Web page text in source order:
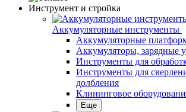
Инструмент и стройка
Аккумуляторные инструменты
Аккумуляторные
Аккумуляторы, зарядные
Инструменты для
Инструменты для
долбления
Клининговое
Еще